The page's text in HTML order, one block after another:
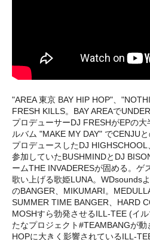
"AREA 東京 BAY HIP HOP"、
FRESH KILLS。BAY AREAで
プロデューサーDJ FRESHがEPの
ルバム "MAKE MY DAY" でCENJU
プロデュースしたDJ
参加していたBUSHMINDとDJ
ームTHE INVADERESが固める。ゲ
歌い上げる歌姫LUNA。WDsounds
のBANGER、MIKUMARI。
SUMMER TIME BANGER、HARD
MOSHすら勃発させるILL-TEE (イ
たなプロジェクト#TEAMBANGが動
HOPに大きく影響されているILL-